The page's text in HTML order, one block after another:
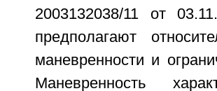
2003132038/11 от
предполагают
маневренности и
Маневренность